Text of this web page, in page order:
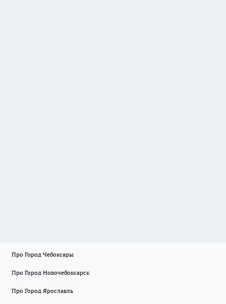
Про Город Чебоксары
Про Город Новочебоксарск
Про Город Ярославль